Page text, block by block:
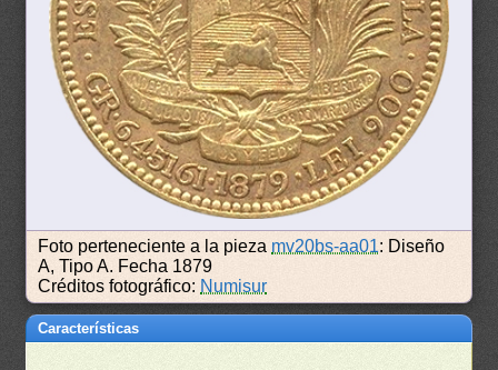
Foto perteneciente a la pieza mv20bs-aa01: Diseño
A, Tipo A. Fecha 1879
Créditos fotográfico: Numisur
Características